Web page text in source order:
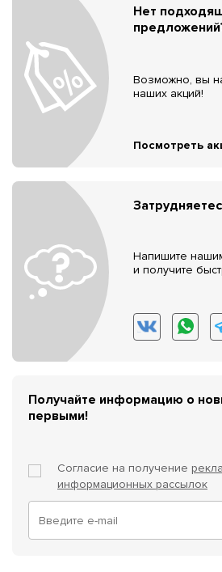
Нет
Возможно, вы
наших акций!
Посмотреть
Напишите
и получите
Получайте информацию о
первыми!
Согласие на получение
информационных рассылок